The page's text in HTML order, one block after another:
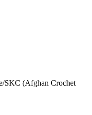
SKC (Afghan Crochet